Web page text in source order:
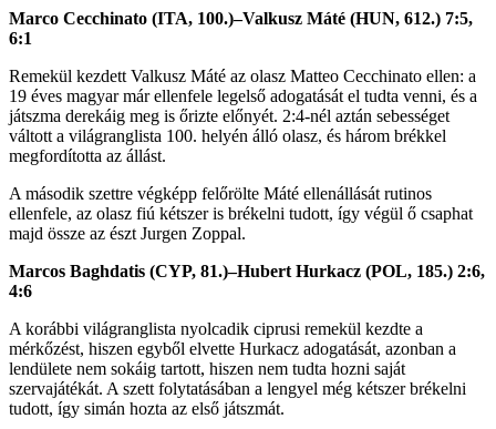
Marco Cecchinato (ITA, 100.)–Valkusz Máté (HUN, 612.) 7:5,
6:1
Remekül kezdett Valkusz Máté az olasz Matteo Cecchinato ellen: a
19 éves magyar már ellenfele legelső adogatását el tudta venni, és a
játszma derekáig meg is őrizte előnyét. 2:4-nél aztán sebességet
váltott a világranglista 100. helyén álló olasz, és három brékkel
megfordította az állást.
A második szettre végképp felőrölte Máté ellenállását rutinos
ellenfele, az olasz fiú kétszer is brékelni tudott, így végül ő csaphat
majd össze az észt Jurgen Zoppal.
​Marcos Baghdatis (CYP, 81.)–Hubert Hurkacz (POL, 185.) 2:6,
4:6
A korábbi világranglista nyolcadik ciprusi remekül kezdte a
mérkőzést, hiszen egyből elvette Hurkacz adogatását, azonban a
lendülete nem sokáig tartott, hiszen nem tudta hozni saját
szervajátékát. A szett folytatásában a lengyel még kétszer brékelni
tudott, így simán hozta az első játszmát.